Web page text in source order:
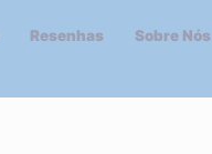
Resenhas
Sobre Nós